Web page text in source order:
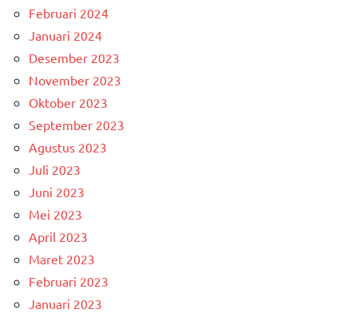
Februari 2024
Januari 2024
Desember 2023
November 2023
Oktober 2023
September 2023
Agustus 2023
Juli 2023
Juni 2023
Mei 2023
April 2023
Maret 2023
Februari 2023
Januari 2023